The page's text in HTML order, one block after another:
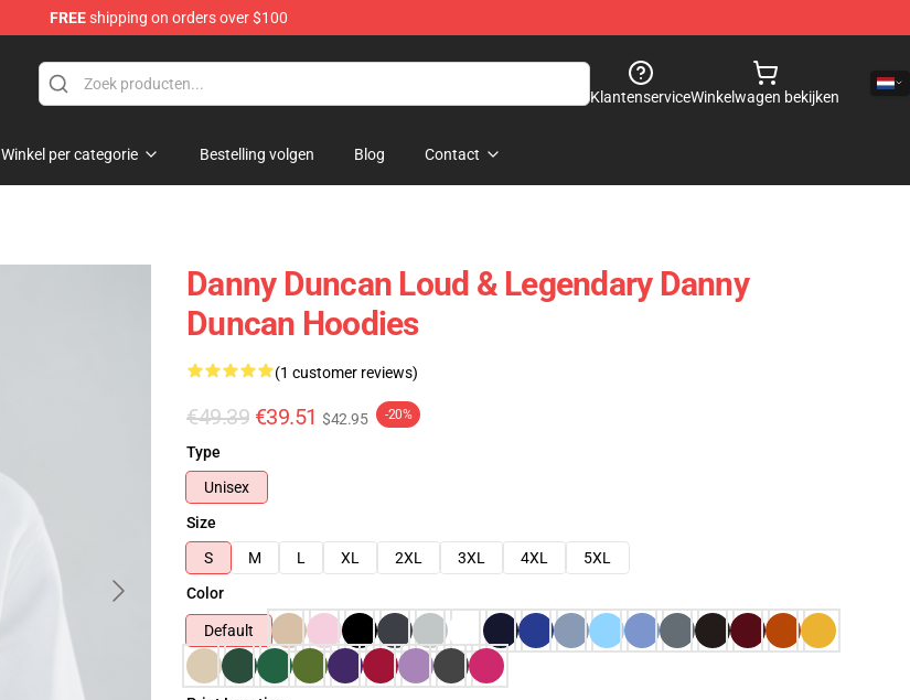
FREEshipping on orders over $100
KlantenserviceWinkelwagen bekijken
Winkel per categorie Bestelling volgen Blog Contact
Danny Duncan Loud & Legendary Danny
Duncan Hoodies
(1 customer reviews)
€49.39 €39.51 $42.95 -20%
Type
Unisex
Size
S
M L XL 2XL 3XL 4XL
5XL
Color
Default